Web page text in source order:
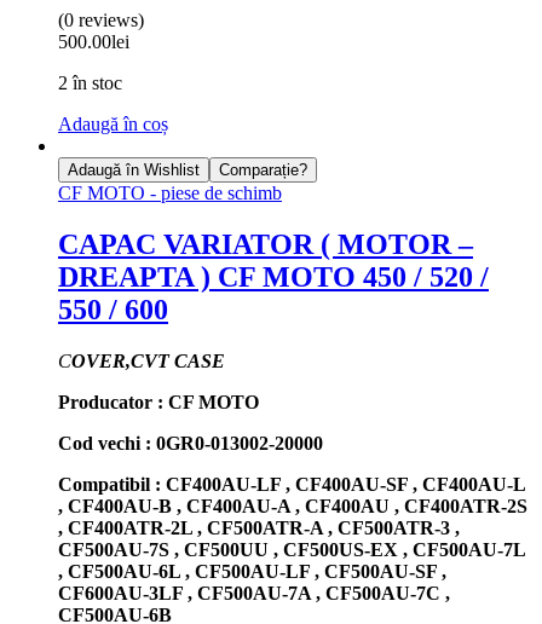
(0 reviews)
500.00lei
2 în stoc
Adaugă în coș
Adaugă în Wishlist Comparație?
CF MOTO - piese de schimb
CAPAC VARIATOR ( MOTOR –
DREAPTA ) CF MOTO 450 / 520 /
550 / 600
COVER,CVT CASE
Producator : CF MOTO
Cod vechi : 0GR0-013002-20000
Compatibil : CF400AU-LF , CF400AU-SF , CF400AU-L
, CF400AU-B , CF400AU-A , CF400AU , CF400ATR-2S
, CF400ATR-2L , CF500ATR-A , CF500ATR-3 ,
CF500AU-7S , CF500UU , CF500US-EX , CF500AU-7L
, CF500AU-6L , CF500AU-LF , CF500AU-SF ,
CF600AU-3LF , CF500AU-7A , CF500AU-7C ,
CF500AU-6B